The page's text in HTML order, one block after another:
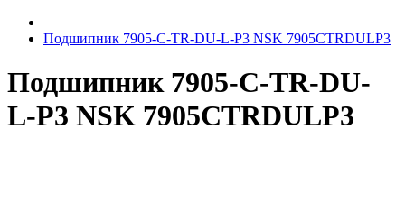
Подшипник 7905-C-TR-DU-L-P3 NSK 7905CTRDULP3
Подшипник 7905-C-TR-DU-
L-P3 NSK 7905CTRDULP3